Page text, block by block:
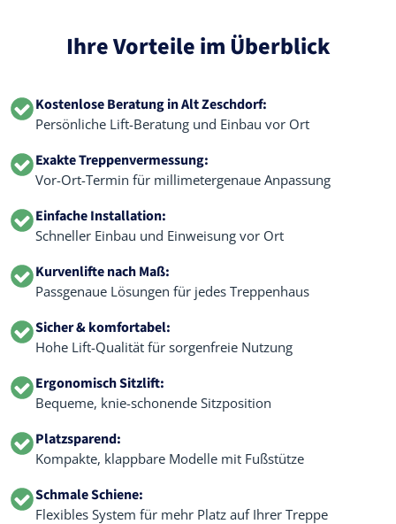
Ihre Vorteile im Überblick
Kostenlose Beratung in Alt Zeschdorf:
Persönliche Lift-Beratung und Einbau vor Ort
Exakte Treppenvermessung:
Vor-Ort-Termin für millimetergenaue Anpassung
Einfache Installation:
Schneller Einbau und Einweisung vor Ort
Kurvenlifte nach Maß:
Passgenaue Lösungen für jedes Treppenhaus
Sicher & komfortabel:
Hohe Lift-Qualität für sorgenfreie Nutzung
Ergonomisch Sitzlift:
Bequeme, knie-schonende Sitzposition
Platzsparend:
Kompakte, klappbare Modelle mit Fußstütze
Schmale Schiene:
Flexibles System für mehr Platz auf Ihrer Treppe